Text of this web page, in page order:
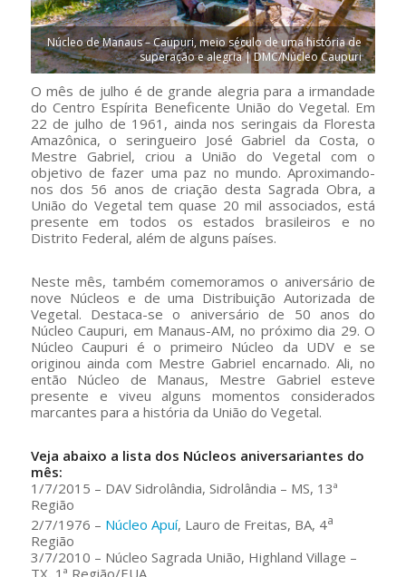
Núcleo de Manaus – Caupuri, meio século de uma história de
superação e alegria | DMC/Núcleo Caupuri
O mês de julho é de grande alegria para a irmandade
do Centro Espírita Beneficente União do Vegetal. Em
22 de julho de 1961, ainda nos seringais da Floresta
Amazônica, o seringueiro José Gabriel da Costa, o
Mestre Gabriel, criou a União do Vegetal com o
objetivo de fazer uma paz no mundo. Aproximando-
nos dos 56 anos de criação desta Sagrada Obra, a
União do Vegetal tem quase 20 mil associados, está
presente em todos os estados brasileiros e no
Distrito Federal, além de alguns países.
Neste mês, também comemoramos o aniversário de
nove Núcleos e de uma Distribuição Autorizada de
Vegetal. Destaca-se o aniversário de 50 anos do
Núcleo Caupuri, em Manaus-AM, no próximo dia 29. O
Núcleo Caupuri é o primeiro Núcleo da UDV e se
originou ainda com Mestre Gabriel encarnado. Ali, no
então Núcleo de Manaus, Mestre Gabriel esteve
presente e viveu alguns momentos considerados
marcantes para a história da União do Vegetal.
Veja abaixo a lista dos Núcleos aniversariantes do
mês:
1/7/2015 – DAV Sidrolândia, Sidrolândia – MS, 13ª
Região
2/7/1976 – Núcleo Apuí, Lauro de Freitas, BA, 4a
Região
3/7/2010 – Núcleo Sagrada União, Highland Village –